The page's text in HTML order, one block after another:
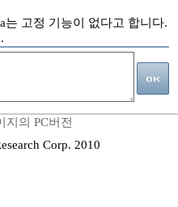
는 고정 기능이 없다고 합니다.
지의 PC버전
Corp. 2010